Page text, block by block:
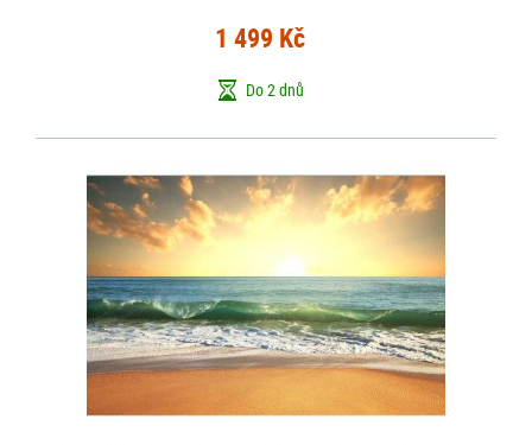
1 499 Kč
Do 2 dnů